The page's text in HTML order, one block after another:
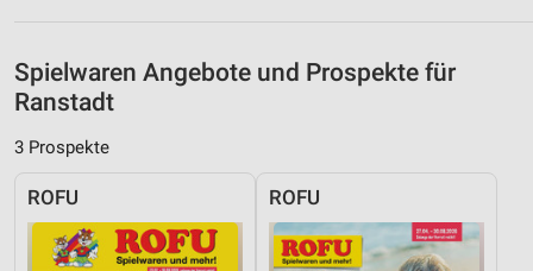
Spielwaren Angebote und Prospekte für
Ranstadt
3 Prospekte
ROFU ROFU
Verwendung reduzierter Daten zur Auswahl von
Inhalten
Verwendung genauer Standortdaten
Geräte anhand von aktiv angeforderten
Informationen identifizieren
Nicht-IAB-Verarbeitungszwecke: